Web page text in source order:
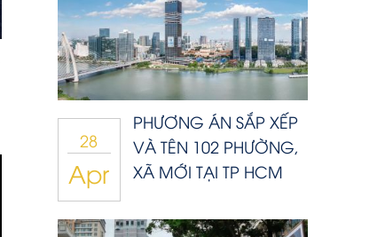
28
Apr
PHƯƠNG ÁN SẮP XẾP
VÀ TÊN 102 PHƯỜNG,
XÃ MỚI TẠI TP HCM